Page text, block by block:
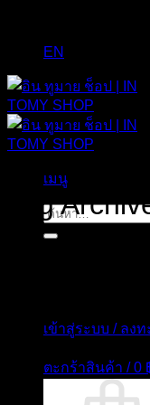
EN
เมนู
ค้นหา:
เข้าสู่ระบบ / ลงท
ตะกร้าสินค้า /0
Tag